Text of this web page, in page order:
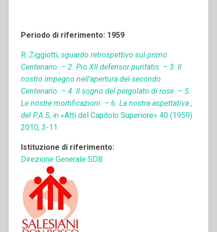
Periodo di riferimento: 1959
R. Ziggiotti,sguardo retrospettivo sul primo
Centenario. – 2. Pio XII defensor puritatis. – 3. Il
nostro impegno nell’apertura del secondo
Centenario. – 4. Il sogno del pergolato di rose. – 5.
Le nostre mortificazioni. – 6. La nostra aspettativa ,
del P.A.S, in «Atti del Capitolo Superiore» 40 (1959)
2010, 3-11.
Istituzione di riferimento:
Direzione Generale SDB